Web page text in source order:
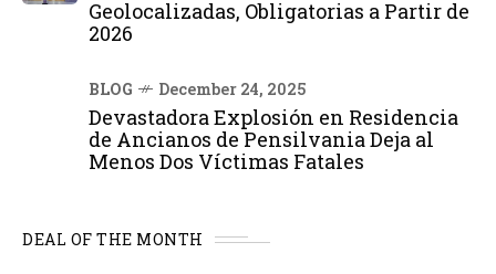
Geolocalizadas, Obligatorias a Partir de
2026
BLOG December 24, 2025
Devastadora Explosión en Residencia
de Ancianos de Pensilvania Deja al
Menos Dos Víctimas Fatales
DEAL OF THE MONTH